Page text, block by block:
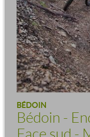
BÉDOIN
Bédoin -
Face sud -